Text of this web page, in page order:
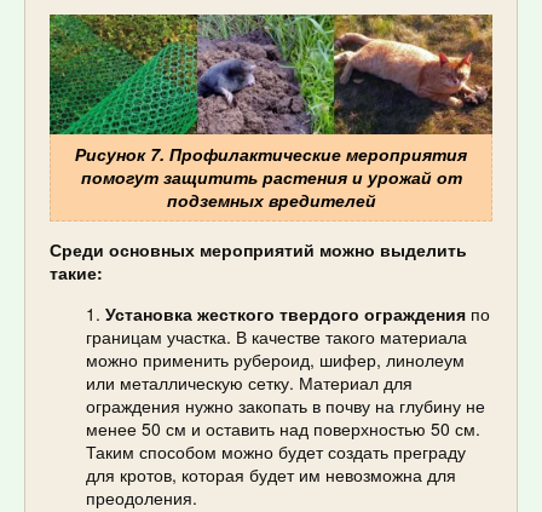
Рисунок 7. Профилактические мероприятия
помогут защитить растения и урожай от
подземных вредителей
Среди основных мероприятий можно выделить
такие:
Установка жесткого твердого ограждения по
границам участка. В качестве такого материала
можно применить рубероид, шифер, линолеум
или металлическую сетку. Материал для
ограждения нужно закопать в почву на глубину не
менее 50 см и оставить над поверхностью 50 см.
Таким способом можно будет создать преграду
для кротов, которая будет им невозможна для
преодоления.